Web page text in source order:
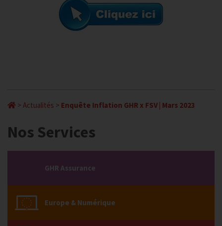
> Actualités > Enquête Inflation GHR x FSV | Mars 2023
Nos Services
GHR Assurance
Europe & Numérique